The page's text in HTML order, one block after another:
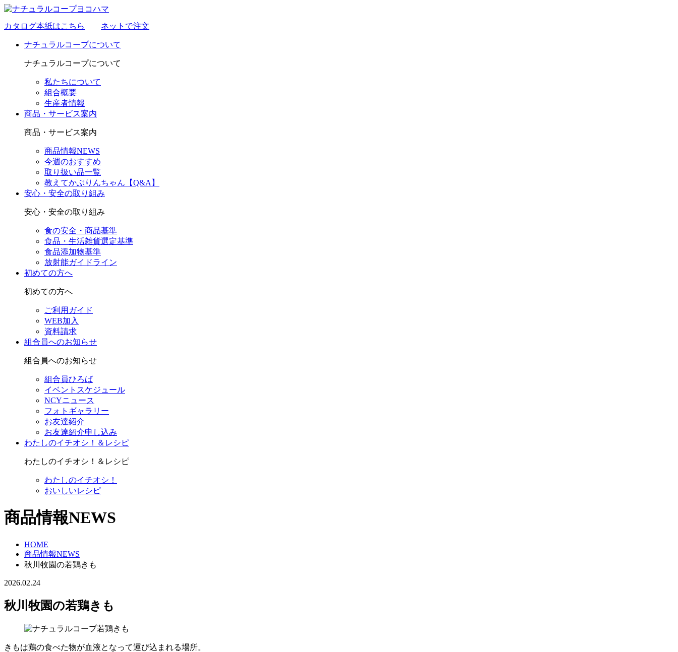
カタログ本紙はこちら ネットで注文
ナチュラルコープについて
ナチュラルコープについて
私たちについて
組合概要
生産者情報
商品・サービス案内
商品・サービス案内
商品情報NEWS
今週のおすすめ
取り扱い品一覧
教えてかぶりんちゃん【Q&A】
安心・安全の取り組み
安心・安全の取り組み
食の安全・商品基準
食品・生活雑貨選定基準
食品添加物基準
放射能ガイドライン
初めての方へ
初めての方へ
ご利用ガイド
WEB加入
資料請求
組合員へのお知らせ
組合員へのお知らせ
組合員ひろば
イベントスケジュール
NCYニュース
フォトギャラリー
お友達紹介
お友達紹介申し込み
わたしのイチオシ！＆レシピ
わたしのイチオシ！＆レシピ
わたしのイチオシ！
おいしいレシピ
商品情報NEWS
HOME
商品情報NEWS
秋川牧園の若鶏きも
2026.02.24
秋川牧園の若鶏きも
きもは鶏の食べた物が血液となって運び込まれる場所。